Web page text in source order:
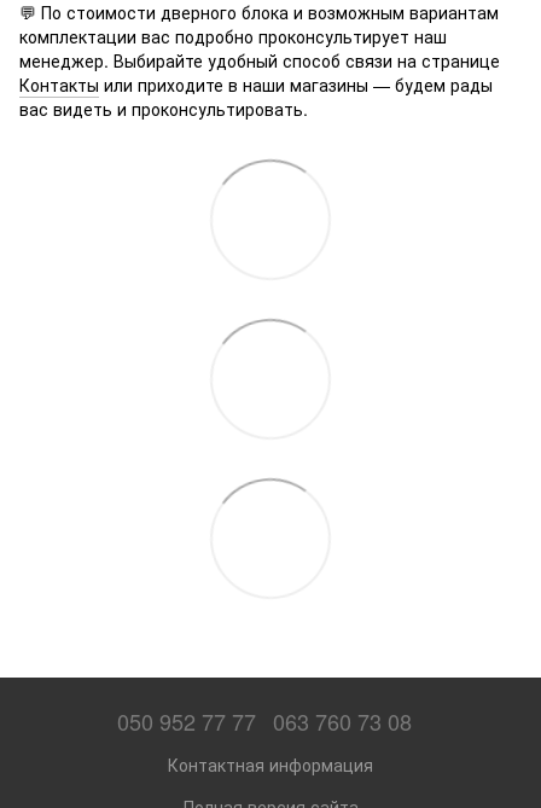
💬 По стоимости дверного блока и возможным вариантам
комплектации вас подробно проконсультирует наш
менеджер. Выбирайте удобный способ связи на странице
Контакты или приходите в наши магазины — будем рады
вас видеть и проконсультировать.
050 952 77 77 063 760 73 08
Контактная информация